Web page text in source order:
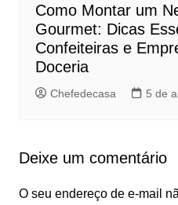
Como Montar um
Gourmet: Dicas
Confeiteiras e
Doceria
Chefedecasa 5 de
Deixe um comentário
O seu endereço de e-mail